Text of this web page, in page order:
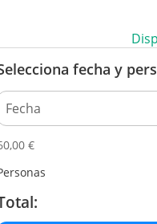
fecha y
€